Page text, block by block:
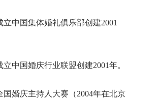
立中国集体婚礼俱乐部创建2001
立中国婚庆行业联盟创建2001年。
国婚庆主持人大赛（2004年在北京